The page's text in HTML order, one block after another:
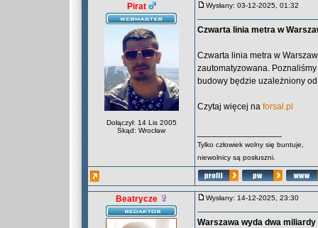
Pirat
Dołączył: 14 Lis 2005
Skąd: Wrocław
Wysłany: 03-12-2025, 01:32
Czwarta linia metra w
Czwarta linia metra w
zautomatyzowana.
budowy będzie uzależniony
Czytaj więcej na forsal.pl
Tylko człowiek wolny się buntuje,
niewolnicy są posłuszni.
Beatrycze Wysłany: 14-12-2025, 23:30
Warszawa wyda dwa